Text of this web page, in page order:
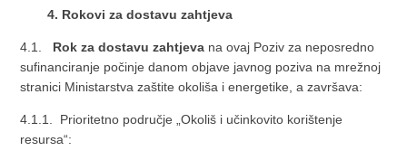
4. Rokovi za dostavu zahtjeva
4.1. Rok za dostavu zahtjeva na ovaj Poziv za neposredno
sufinanciranje počinje danom objave javnog poziva na mrežnoj
stranici Ministarstva zaštite okoliša i energetike, a završava:
4.1.1. Prioritetno područje „Okoliš i učinkovito korištenje
resursa“: